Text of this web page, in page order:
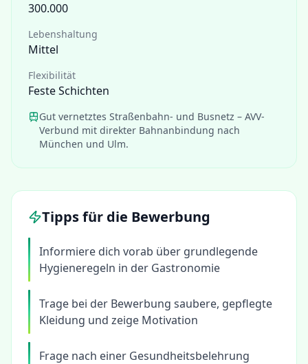
300.000
Lebenshaltung
Mittel
Flexibilität
Feste Schichten
Gut vernetztes Straßenbahn- und Busnetz – AVV-
Verbund mit direkter Bahnanbindung nach
München und Ulm.
Tipps für die Bewerbung
Informiere dich vorab über grundlegende
Hygieneregeln in der Gastronomie
Trage bei der Bewerbung saubere, gepflegte
Kleidung und zeige Motivation
Frage nach einer Gesundheitsbelehrung